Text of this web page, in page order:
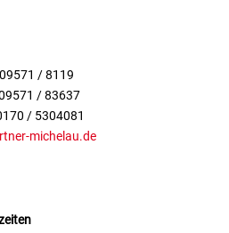
/ 8119
/ 83637
/ 5304081
michelau.de